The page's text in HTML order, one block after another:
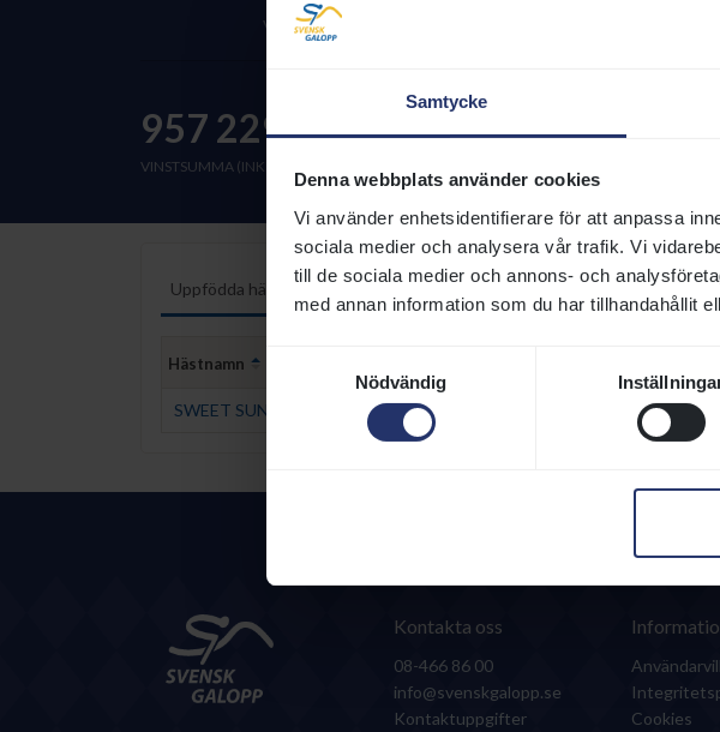
Samtycke
Denna webbplats använder cookies
Vi använder enhetsidentifierare för att anpassa
sociala medier och analysera vår trafik. Vi
till de sociala medier och annons- och
med annan information som du har tillhandahållit
Nödvändig
Vinstsumma (inkl. bonus) 550 000 kr i Sverige år 2026
957 229 kr
VINSTSUMMA (INKL. BONUS) 2026
1 150 811 kr
Uppfödda hästar Uppfödarstatistik
Hästnamn
SWEET SUNSHINE (IRE)
Detta är en
Kontakta oss
08-466 86 00
info@svenskgalopp.se
Kontaktuppgifter
Cookies